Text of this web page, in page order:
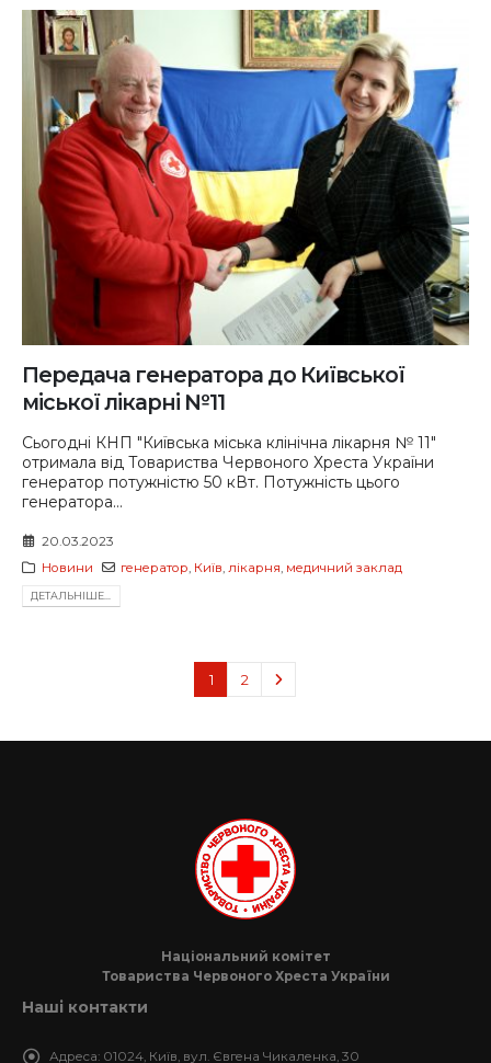
Передача генератора до Київської
міської лікарні №11
Сьогодні КНП "Київська міська клінічна лікарня № 11"
отримала від Товариства Червоного Хреста України
генератор потужністю 50 кВт. Потужність цього
генератора...
20.03.2023
Новини
генератор Київ лікарня медичний заклад
ДЕТАЛЬНIШЕ...
1 2
Національний комітет
Товариства Червоного Хреста України
Наші контакти
Адреса: 01024, Київ, вул. Євгена Чикаленка, 30